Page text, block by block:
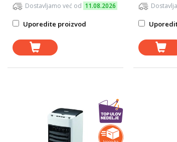
Dostavljamo već od 11.08.2026
Uporedite proizvod